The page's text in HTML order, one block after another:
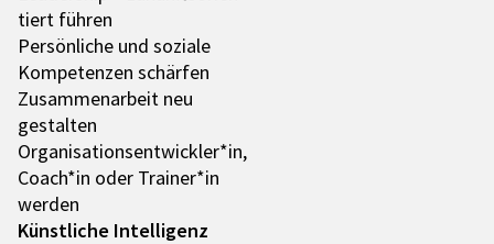
tiert führen
Persön­li­che und soziale
Kompe­ten­zen schär­fen
Zusam­men­ar­beit neu
gestal­ten
Organisationsentwickler*in,
Coach*in oder Trainer*in
werden
Künst­li­che Intel­li­genz